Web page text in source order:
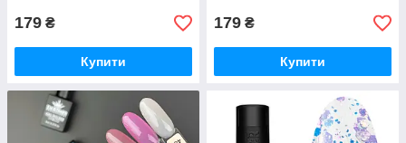
179 ₴
Купити
179 ₴
Купити